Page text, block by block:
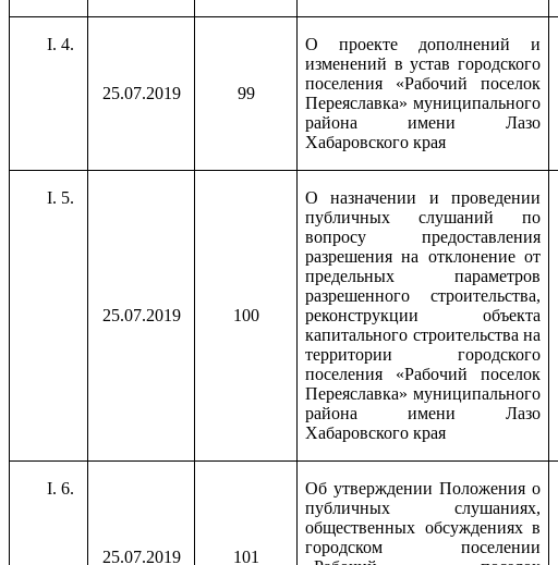
4.
25.07.2019 99
О проекте дополнений и
изменений в устав городского
поселения «Рабочий поселок
Переяславка» муниципального
района имени Лазо
Хабаровского края
5.
25.07.2019 100
О назначении и проведении
публичных слушаний по
вопросу предоставления
разрешения на отклонение от
предельных параметров
разрешенного строительства,
реконструкции объекта
капитального строительства на
территории городского
поселения «Рабочий поселок
Переяславка» муниципального
района имени Лазо
Хабаровского края
6.
25.07.2019 101
Об утверждении Положения о
публичных слушаниях,
общественных обсуждениях в
городском поселении